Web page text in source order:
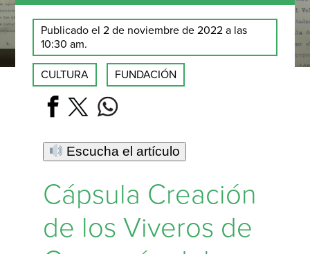
Publicado el 2 de noviembre de 2022 a las
10:30 am.
CULTURA FUNDACIÓN
Escucha el artículo
Cápsula Creación
de los Viveros de